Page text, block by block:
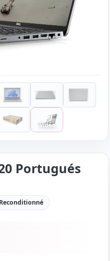
Vidéo
Portugués
Reconditionné